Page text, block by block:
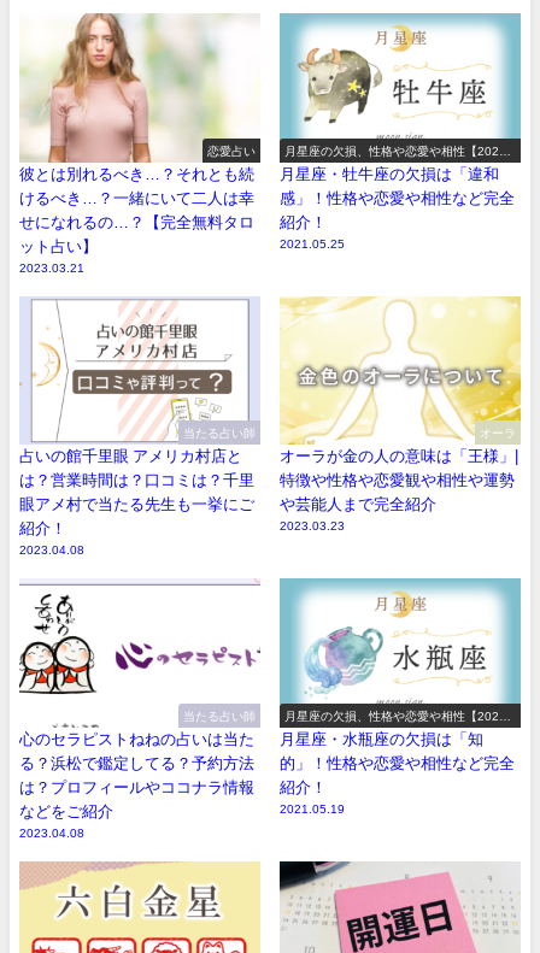
恋愛占い
彼とは別れるべき…？それとも続
けるべき…？一緒にいて二人は幸
せになれるの…？【完全無料タロ
ット占い】
2023.03.21
月星座の欠損、性格や恋愛や相性【2026
年版】
月星座・牡牛座の欠損は「違和
感」！性格や恋愛や相性など完全
紹介！
2021.05.25
当たる占い師
占いの館千里眼 アメリカ村店と
は？営業時間は？口コミは？千里
眼アメ村で当たる先生も一挙にご
紹介！
2023.04.08
オーラ
オーラが金の人の意味は「王様」|
特徴や性格や恋愛観や相性や運勢
や芸能人まで完全紹介
2023.03.23
当たる占い師
心のセラピストねねの占いは当た
る？浜松で鑑定してる？予約方法
は？プロフィールやココナラ情報
などをご紹介
2023.04.08
月星座の欠損、性格や恋愛や相性【2026
年版】
月星座・水瓶座の欠損は「知
的」！性格や恋愛や相性など完全
紹介！
2021.05.19